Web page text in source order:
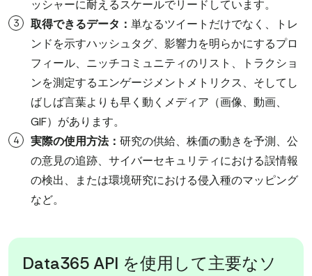
ッシャーに耐えるスケールでリードしています。
取得できるデータ： 単なるツイートだけでなく、トレ
ンドを示すハッシュタグ、影響力を明らかにするプロ
フィール、ニッチコミュニティのリスト、トラクショ
ンを測定するエンゲージメントメトリクス、そしてし
ばしば言葉よりも早く動くメディア（画像、動画、
GIF）があります。
実際の使用方法： 研究の供給、株価の動きを予測、公
の意見の追跡、サイバーセキュリティにおける誤情報
の検出、または環境研究における侵入種のマッピング
など。
Data365 API を使用して主要なソ